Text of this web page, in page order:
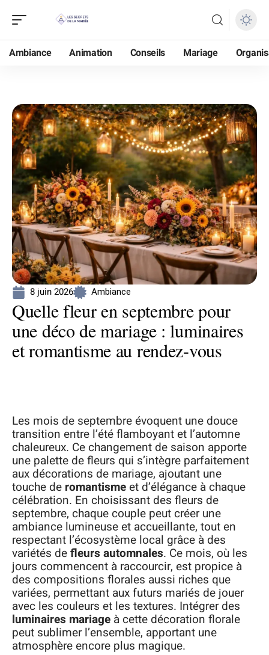
Ambiance Animation Conseils Mariage
8 juin 2026 Ambiance
Quelle fleur en septembre pour
une déco de mariage : luminaires
et romantisme au rendez-vous
Les mois de septembre évoquent une douce
transition entre l’été flamboyant et l’automne
chaleureux. Ce changement de saison apporte
une palette de fleurs qui s’intègre parfaitement
aux décorations de mariage, ajoutant une
touche de romantismeet d’élégance à chaque
célébration. En choisissant des fleurs de
septembre, chaque couple peut créer une
ambiance lumineuse et accueillante, tout en
respectant l’écosystème local grâce à des
variétés defleurs automnales. Ce mois, où les
jours commencent à raccourcir, est propice à
des compositions florales aussi riches que
variées, permettant aux futurs mariés de jouer
avec les couleurs et les textures. Intégrer des
luminaires mariage à cette décoration florale
peut sublimer l’ensemble, apportant une
atmosphère encore plus magique.